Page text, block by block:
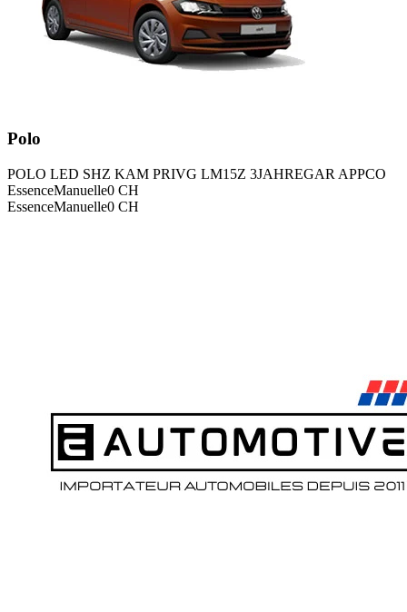
Polo
POLO LED SHZ KAM PRIVG LM15Z 3JAHREGAR APPCO
EssenceManuelle0 CH
EssenceManuelle0 CH